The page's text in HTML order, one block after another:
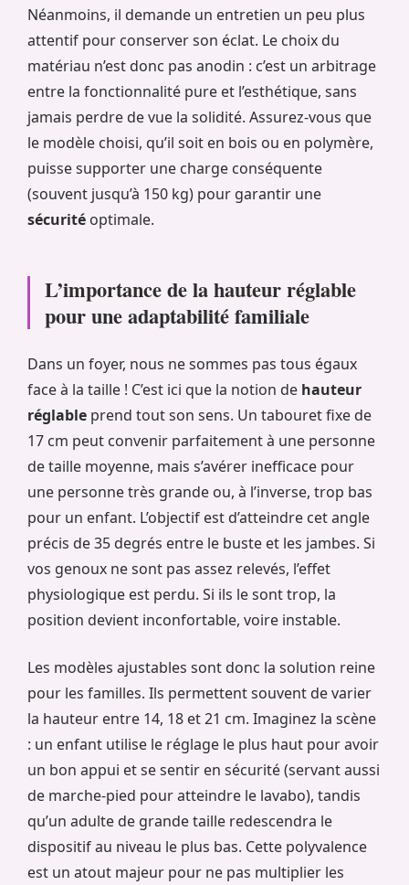
Néanmoins, il demande un entretien un peu plus
attentif pour conserver son éclat. Le choix du
matériau n’est donc pas anodin : c’est un arbitrage
entre la fonctionnalité pure et l’esthétique, sans
jamais perdre de vue la solidité. Assurez-vous que
le modèle choisi, qu’il soit en bois ou en polymère,
puisse supporter une charge conséquente
(souvent jusqu’à 150 kg) pour garantir une
sécurité optimale.
L’importance de la hauteur réglable
pour une adaptabilité familiale
Dans un foyer, nous ne sommes pas tous égaux
face à la taille ! C’est ici que la notion de hauteur
réglable prend tout son sens. Un tabouret fixe de
17 cm peut convenir parfaitement à une personne
de taille moyenne, mais s’avérer inefficace pour
une personne très grande ou, à l’inverse, trop bas
pour un enfant. L’objectif est d’atteindre cet angle
précis de 35 degrés entre le buste et les jambes. Si
vos genoux ne sont pas assez relevés, l’effet
physiologique est perdu. Si ils le sont trop, la
position devient inconfortable, voire instable.
Les modèles ajustables sont donc la solution reine
pour les familles. Ils permettent souvent de varier
la hauteur entre 14, 18 et 21 cm. Imaginez la scène
: un enfant utilise le réglage le plus haut pour avoir
un bon appui et se sentir en sécurité (servant aussi
de marche-pied pour atteindre le lavabo), tandis
qu’un adulte de grande taille redescendra le
dispositif au niveau le plus bas. Cette polyvalence
est un atout majeur pour ne pas multiplier les